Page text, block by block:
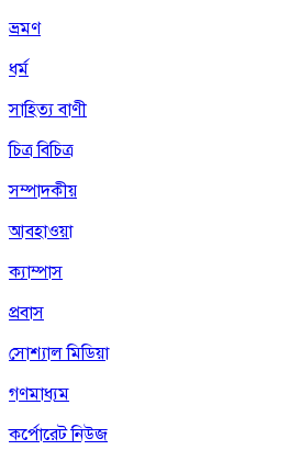
ভ্রমণ
ধর্ম
সাহিত্য বাণী
চিত্র বিচিত্র
সম্পাদকীয়
আবহাওয়া
ক্যাম্পাস
প্রবাস
সোশ্যাল মিডিয়া
গণমাধ্যম
কর্পোরেট নিউজ